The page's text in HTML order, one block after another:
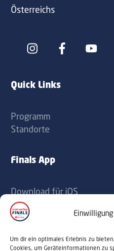
Um dir ein optimales Erlebnis zu
Cookies, um Geräteinformationen zu
Österreichs
Icon
Icon
Quick Links
Programm
Standorte
Finals App
Download für iOS
Download für Android
Kontakt